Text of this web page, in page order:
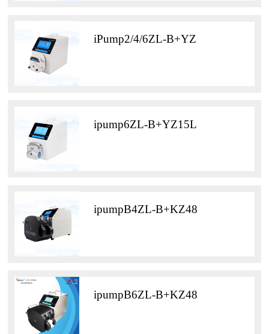
iPump2/4/6ZL-B+YZ
ipump6ZL-B+YZ15L
ipumpB4ZL-B+KZ48
ipumpB6ZL-B+KZ48